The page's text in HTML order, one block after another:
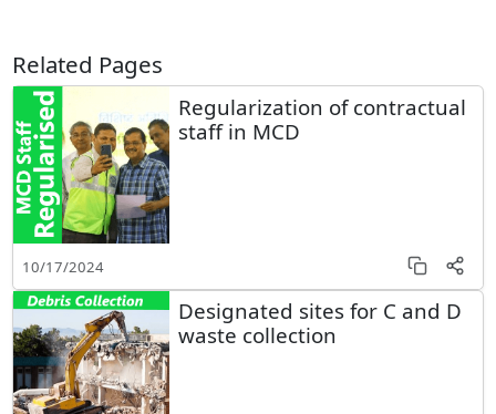
Related Pages
Regularization of contractual
staff in MCD
10/17/2024
Designated sites for C and D
waste collection